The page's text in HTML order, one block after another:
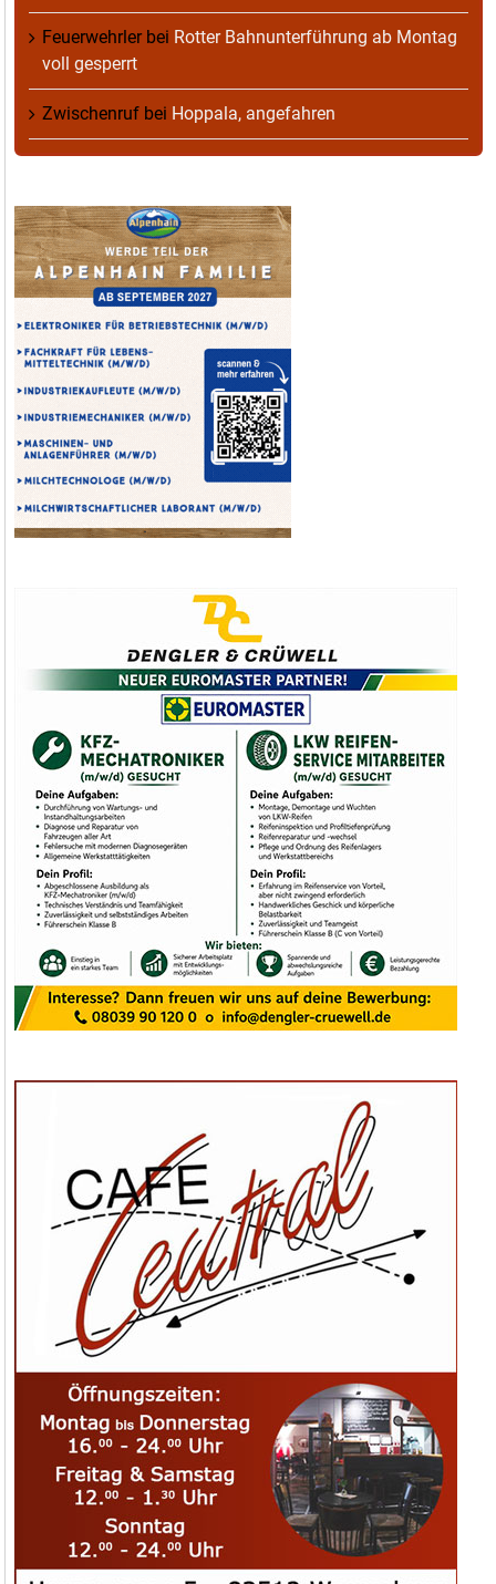
Feuerwehrlerbei Rotter Bahnunterführung ab Montag
voll gesperrt
Zwischenruf bei Hoppala, angefahren